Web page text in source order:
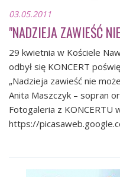
03.05.2011
"NADZIEJA ZAWIEŚĆ
29 kwietnia w Kościele
odbył się KONCERT
„Nadzieja zawieść nie
Anita Maszczyk – sopran
Fotogaleria z KONCERTU
https://